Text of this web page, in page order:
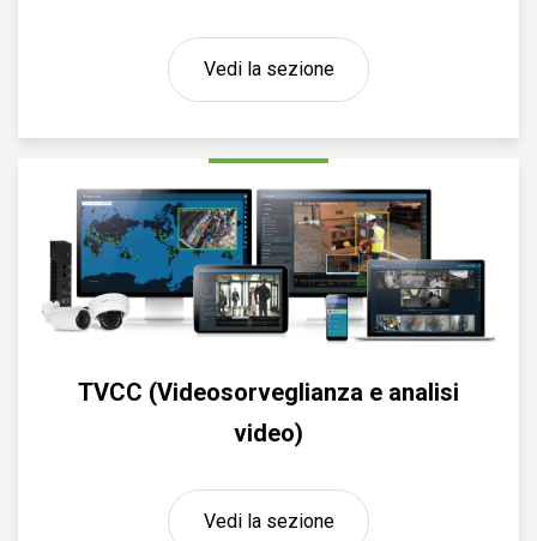
Vedi la sezione
TVCC (Videosorveglianza e analisi
video)
Vedi la sezione